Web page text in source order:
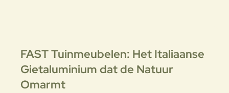
FAST Tuinmeubelen: Het Italiaanse
Gietaluminium dat de Natuur
Omarmt